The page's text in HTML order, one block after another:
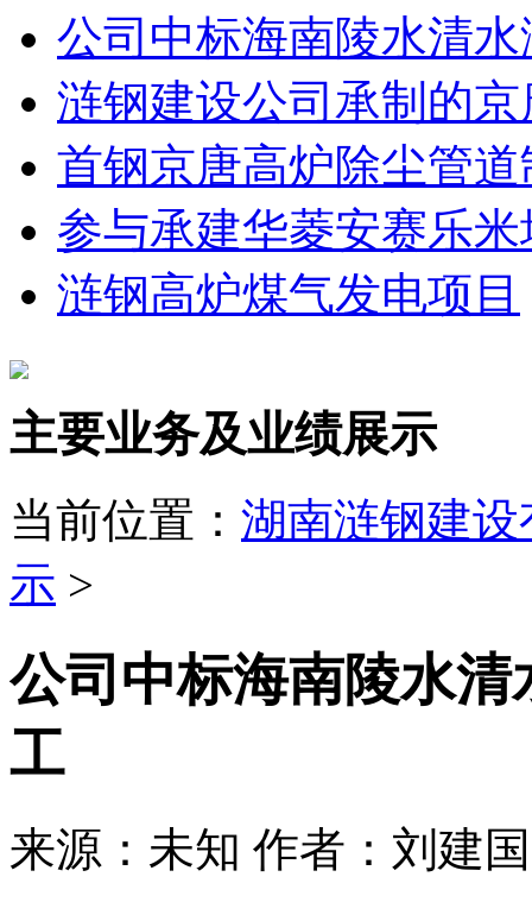
公司中标海南陵水清
涟钢建设公司承制的
首钢京唐高炉除尘管道
参与承建华菱安赛乐
涟钢高炉煤气发电项目
主要业务及业绩展示
当前位置： 湖南涟钢建
示 >
公司中标海南陵水
工
来源：未知 作者：刘建